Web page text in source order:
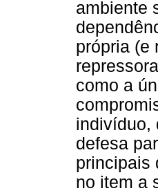
ambiente
própria (e
como a
indivíduo,
defesa
principais
no item a